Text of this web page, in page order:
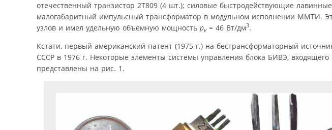
отечественный транзистор 2Т809 (4 шт.); силовые быстродействующие
малогабаритный импульсный трансформатор в модульном исполнении ММТИ.
узлов и имел удельную объемную мощность pv= 46 Вт/дм3.
Кстати, первый американский патент (1975 г.) на бестрансформаторный
СССР в 1976 г. Некоторые элементы системы управления блока БИВЭ,
представлены на рис. 1.